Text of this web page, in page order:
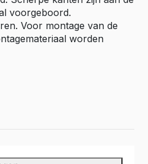
ProAce City
ProAce City Electric
Caddy Maxi
voorgeboord.
Voor montage van de
worden